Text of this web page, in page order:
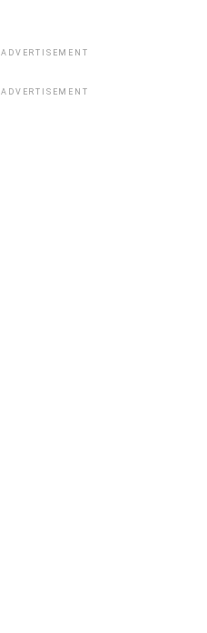
ADVERTISEMENT
ADVERTISEMENT